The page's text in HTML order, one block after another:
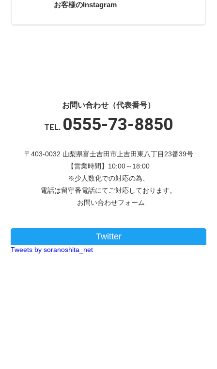
お客様のInstagram
お問い合わせ（代表番号）
TEL. 0555-73-8850
〒403-0032 山梨県富士吉田市上吉田東八丁目23番39号
【営業時間】10:00～18:00
※少人数化での対応の為、
電話は留守番電話にてご対応しております。
お問い合わせフォーム
Twitter
Tweets by soranoshita_net